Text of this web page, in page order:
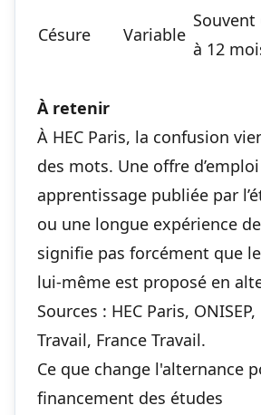
Césure Variable
Souvent
à 12
À retenir
À HEC Paris, la confusion
des mots. Une offre
apprentissage publiée par
ou une longue expérience
signifie pas forcément que
lui-même est proposé en
Sources : HEC Paris,
Travail, France Travail.
Ce que change l'alternance
financement des études